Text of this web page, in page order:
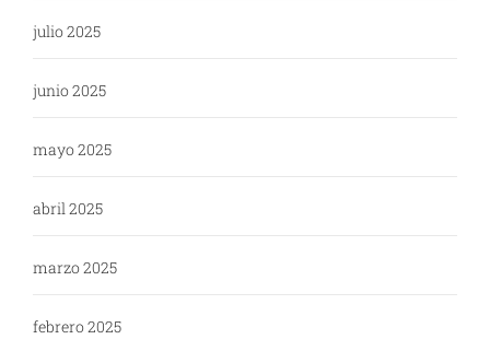
julio 2025
junio 2025
mayo 2025
abril 2025
marzo 2025
febrero 2025